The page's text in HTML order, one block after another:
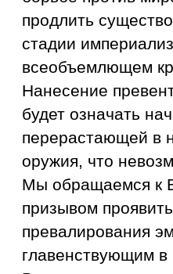
продлить
стадии
всеобъемлющем
Нанесение
будет означать
перерастающей в
оружия, что
Мы обращаемся к
призывом
превалирования
главенствующим